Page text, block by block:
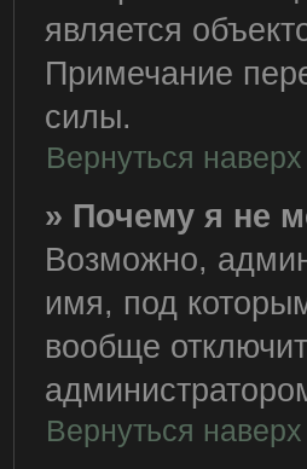
является
Примечание
силы.
Вернуться наверх
» Почему я не
Возможно,
имя, под
вообще
Вернуться наверх